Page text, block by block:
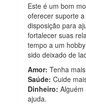
Este é um bom
oferecer suporte
disposição para
fortalecer suas
tempo a um
sido deixado de
Amor: Tenha
Saúde: Cuide
Dinheiro: Alguém
ajuda.